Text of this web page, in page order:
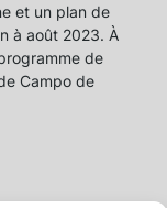
et un plan de
à août 2023. À
de
Campo de